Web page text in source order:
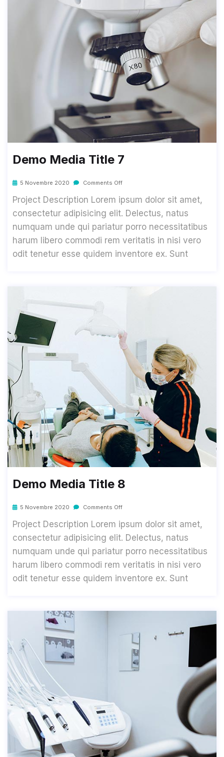
Demo Media Title 7
5 Novembre 2020 Comments Off
Project Description Lorem ipsum dolor sit amet,
consectetur adipisicing elit. Delectus, natus
numquam unde qui pariatur porro necessitatibus
harum libero commodi rem veritatis in nisi vero
odit tenetur esse quidem inventore ex. Sunt
Demo Media Title 8
5 Novembre 2020 Comments Off
Project Description Lorem ipsum dolor sit amet,
consectetur adipisicing elit. Delectus, natus
numquam unde qui pariatur porro necessitatibus
harum libero commodi rem veritatis in nisi vero
odit tenetur esse quidem inventore ex. Sunt